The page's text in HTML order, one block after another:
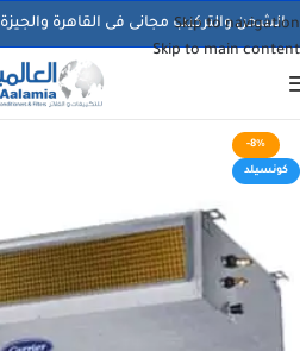
Skip to navigation
Skip to main content
الشحن والتركيب مجانى فى القاهرة والجيزة
-8%
كونسيلد